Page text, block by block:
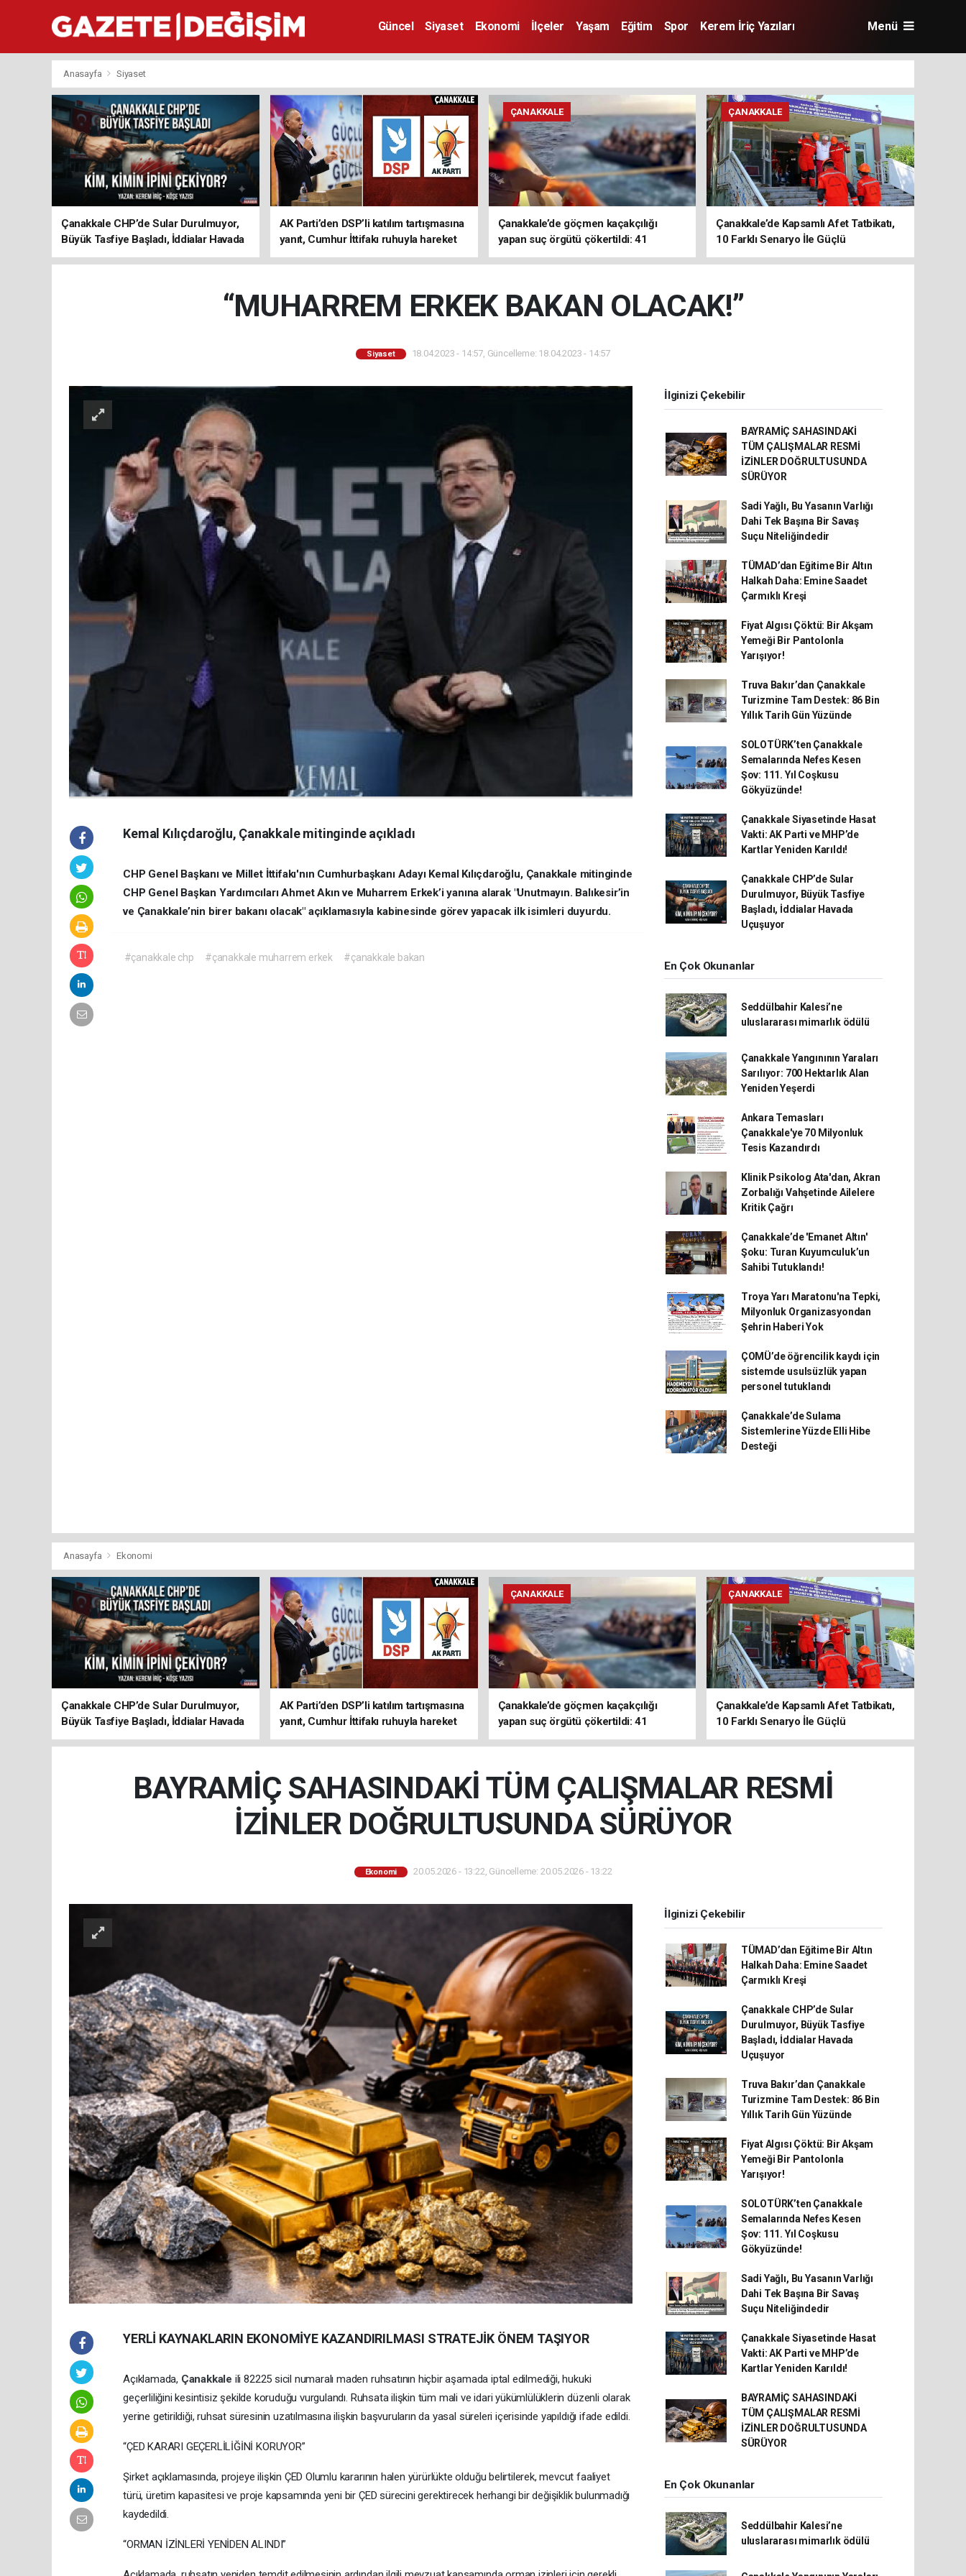
Güncel Siyaset Ekonomi İlçeler Yaşam Eğitim Spor Kerem İriç Yazıları Menü
Anasayfa Siyaset
Çanakkale CHP’de Sular Durulmuyor,
Büyük Tasfiye Başladı, İddialar Havada
Uçuşuyor
AK Parti’den DSP’li katılım tartışmasına
yanıt, Cumhur İttifakı ruhuyla hareket
ediyoruz
ÇANAKKALE
Çanakkale’de göçmen kaçakçılığı
yapan suç örgütü çökertildi: 41
tutuklama
ÇANAKKALE
Çanakkale’de Kapsamlı Afet Tatbikatı,
10 Farklı Senaryo İle Güçlü
Koordinasyon
“MUHARREM ERKEK BAKAN OLACAK!”
Siyaset 18.04.2023 - 14:57, Güncelleme: 18.04.2023 - 14:57
Kemal Kılıçdaroğlu, Çanakkale mitinginde açıkladı
CHP Genel Başkanı ve Millet İttifakı'nın Cumhurbaşkanı Adayı Kemal Kılıçdaroğlu, Çanakkale mitinginde
CHP Genel Başkan Yardımcıları Ahmet Akın ve Muharrem Erkek’i yanına alarak "Unutmayın. Balıkesir’in
ve Çanakkale’nin birer bakanı olacak" açıklamasıyla kabinesinde görev yapacak ilk isimleri duyurdu.
#çanakkale chp #çanakkale muharrem erkek #çanakkale bakan
İlginizi Çekebilir
BAYRAMİÇ SAHASINDAKİ
TÜM ÇALIŞMALAR RESMİ
İZİNLER DOĞRULTUSUNDA
SÜRÜYOR
Sadi Yağlı, Bu Yasanın Varlığı
Dahi Tek Başına Bir Savaş
Suçu Niteliğindedir
TÜMAD’dan Eğitime Bir Altın
Halkah Daha: Emine Saadet
Çarmıklı Kreşi
Fiyat Algısı Çöktü: Bir Akşam
Yemeği Bir Pantolonla
Yarışıyor!
Truva Bakır’dan Çanakkale
Turizmine Tam Destek: 86 Bin
Yıllık Tarih Gün Yüzünde
SOLOTÜRK’ten Çanakkale
Semalarında Nefes Kesen
Şov: 111. Yıl Coşkusu
Gökyüzünde!
Çanakkale Siyasetinde Hasat
Vakti: AK Parti ve MHP’de
Kartlar Yeniden Karıldı!
Çanakkale CHP’de Sular
Durulmuyor, Büyük Tasfiye
Başladı, İddialar Havada
Uçuşuyor
En Çok Okunanlar
Seddülbahir Kalesi’ne
uluslararası mimarlık ödülü
Çanakkale Yangınının Yaraları
Sarılıyor: 700 Hektarlık Alan
Yeniden Yeşerdi
Ankara Temasları
Çanakkale'ye 70 Milyonluk
Tesis Kazandırdı
Klinik Psikolog Ata'dan, Akran
Zorbalığı Vahşetinde Ailelere
Kritik Çağrı
Çanakkale’de 'Emanet Altın'
Şoku: Turan Kuyumculuk’un
Sahibi Tutuklandı!
Troya Yarı Maratonu'na Tepki,
Milyonluk Organizasyondan
Şehrin Haberi Yok
ÇOMÜ’de öğrencilik kaydı için
sistemde usulsüzlük yapan
personel tutuklandı
Çanakkale’de Sulama
Sistemlerine Yüzde Elli Hibe
Desteği
Anasayfa Ekonomi
Çanakkale CHP’de Sular Durulmuyor,
Büyük Tasfiye Başladı, İddialar Havada
Uçuşuyor
AK Parti’den DSP’li katılım tartışmasına
yanıt, Cumhur İttifakı ruhuyla hareket
ediyoruz
ÇANAKKALE
Çanakkale’de göçmen kaçakçılığı
yapan suç örgütü çökertildi: 41
tutuklama
ÇANAKKALE
Çanakkale’de Kapsamlı Afet Tatbikatı,
10 Farklı Senaryo İle Güçlü
Koordinasyon
BAYRAMİÇ SAHASINDAKİ TÜM ÇALIŞMALAR RESMİ
İZİNLER DOĞRULTUSUNDA SÜRÜYOR
Ekonomi 20.05.2026 - 13:22, Güncelleme: 20.05.2026 - 13:22
YERLİ KAYNAKLARIN EKONOMİYE KAZANDIRILMASI STRATEJİK ÖNEM TAŞIYOR
Açıklamada, Çanakkale ili 82225 sicil numaralı maden ruhsatının hiçbir aşamada iptal edilmediği, hukuki
geçerliliğini kesintisiz şekilde koruduğu vurgulandı. Ruhsata ilişkin tüm mali ve idari yükümlülüklerin düzenli olarak
yerine getirildiği, ruhsat süresinin uzatılmasına ilişkin başvuruların da yasal süreleri içerisinde yapıldığı ifade edildi.
“ÇED KARARI GEÇERLİLİĞİNİ KORUYOR”
Şirket açıklamasında, projeye ilişkin ÇED Olumlu kararının halen yürürlükte olduğu belirtilerek, mevcut faaliyet
türü, üretim kapasitesi ve proje kapsamında yeni bir ÇED sürecini gerektirecek herhangi bir değişiklik bulunmadığı
kaydedildi.
“ORMAN İZİNLERİ YENİDEN ALINDI”
İlginizi Çekebilir
TÜMAD’dan Eğitime Bir Altın
Halkah Daha: Emine Saadet
Çarmıklı Kreşi
Çanakkale CHP’de Sular
Durulmuyor, Büyük Tasfiye
Başladı, İddialar Havada
Uçuşuyor
Truva Bakır’dan Çanakkale
Turizmine Tam Destek: 86 Bin
Yıllık Tarih Gün Yüzünde
Fiyat Algısı Çöktü: Bir Akşam
Yemeği Bir Pantolonla
Yarışıyor!
SOLOTÜRK’ten Çanakkale
Semalarında Nefes Kesen
Şov: 111. Yıl Coşkusu
Gökyüzünde!
Sadi Yağlı, Bu Yasanın Varlığı
Dahi Tek Başına Bir Savaş
Suçu Niteliğindedir
Çanakkale Siyasetinde Hasat
Vakti: AK Parti ve MHP’de
Kartlar Yeniden Karıldı!
BAYRAMİÇ SAHASINDAKİ
TÜM ÇALIŞMALAR RESMİ
İZİNLER DOĞRULTUSUNDA
SÜRÜYOR
En Çok Okunanlar
Seddülbahir Kalesi’ne
uluslararası mimarlık ödülü